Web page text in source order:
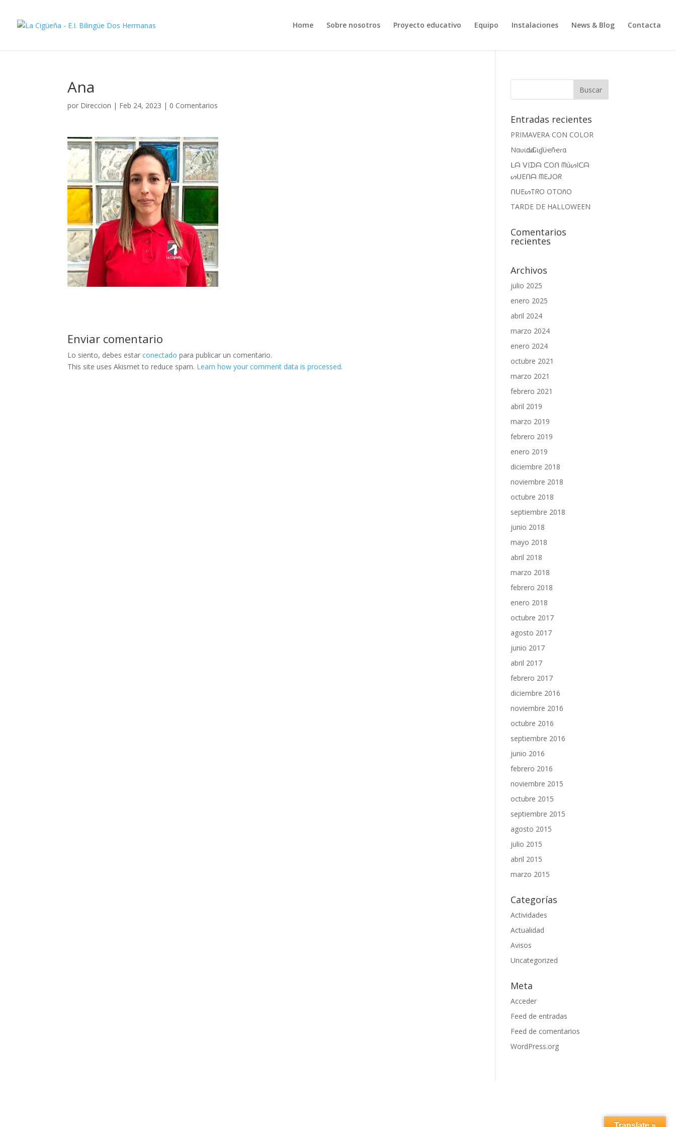
Home Sobre nosotros Proyecto educativo Equipo Instalaciones News & Blog Contacta
Ana
por Direccion | Feb 24, 2023 | 0 Comentarios
Enviar comentario
Lo siento, debes estarconectado para publicar un comentario.
This site uses Akismet to reduce spam. Learn how your comment data is processed.
Entradas recientes
PRIMAVERA CON COLOR
Nαʋιԃαԃ Cιɠüҽñҽɾα
ᒪᗩ ᐯIᗪᗩ ᑕOᑎ ᗰúᔕIᑕᗩ
ᔕᑌEᑎᗩ ᗰEᒍOᖇ
ᑎᑌEᔕTᖇO OTOñO
TARDE DE HALLOWEEN
Comentarios
recientes
Archivos
julio 2025
enero 2025
abril 2024
marzo 2024
enero 2024
octubre 2021
marzo 2021
febrero 2021
abril 2019
marzo 2019
febrero 2019
enero 2019
diciembre 2018
noviembre 2018
octubre 2018
septiembre 2018
junio 2018
mayo 2018
abril 2018
marzo 2018
febrero 2018
enero 2018
octubre 2017
agosto 2017
junio 2017
abril 2017
febrero 2017
diciembre 2016
noviembre 2016
octubre 2016
septiembre 2016
junio 2016
febrero 2016
noviembre 2015
octubre 2015
septiembre 2015
agosto 2015
julio 2015
abril 2015
marzo 2015
Categorías
Actividades
Actualidad
Avisos
Uncategorized
Meta
Acceder
Feed de entradas
Feed de comentarios
WordPress.org
Translate »